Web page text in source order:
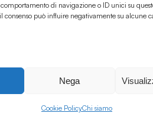
di navigazione o ID unici su
consenso può influire negativamente su alcune
Nega
Cookie PolicyChi siamo